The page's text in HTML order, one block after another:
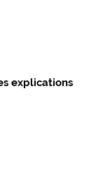
explications